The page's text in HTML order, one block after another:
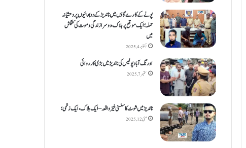
پونے کے کارےگاؤں میں ناندیڑ کے دو بھائیوں پر وحشیانہ
حملہ؛ ایک موقع پر ہلاک، دوسرا زندگی و موت کی کشمکش
میں
اکتوبر 4, 2025
اورنگ آباد پولیس کی ناندیڑ میں بڑی کارروائی
ستمبر 7, 2025
ناندیڑ میں شوٹ کا سنسنی خیز واقعہ – ایک ہلاک، ایک زخمی؛
مئی 12, 2025